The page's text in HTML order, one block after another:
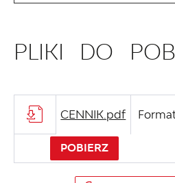
PLIKI DO
CENNIK.pdf
POBIERZ